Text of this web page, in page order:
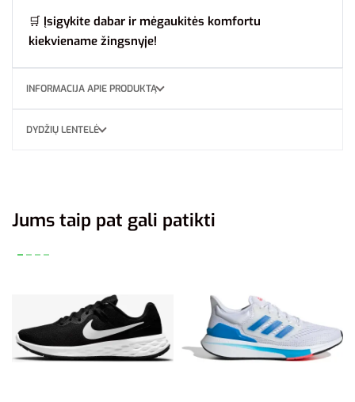
🛒 Įsigykite dabar ir mėgaukitės komfortu
kiekviename žingsnyje!
INFORMACIJA APIE PRODUKTĄ
DYDŽIŲ LENTELĖ
Jums taip pat gali patikti